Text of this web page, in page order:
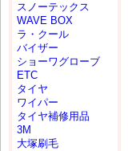
スノーテックス
WAVE BOX
ラ・クール
バイザー
ショーワグローブ
ETC
タイヤ
ワイパー
タイヤ補修用品
3M
大塚刷毛